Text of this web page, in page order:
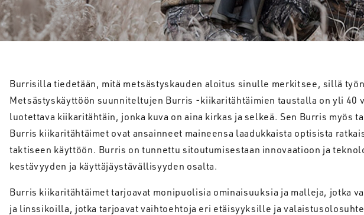
Burrisilla tiedetään, mitä metsästyskauden aloitus sinulle merkitsee, sillä
Metsästyskäyttöön suunniteltujen Burris -kiikaritähtäimien taustalla on yli 40
luotettava kiikaritähtäin, jonka kuva on aina kirkas ja selkeä. Sen Burris
Burris kiikaritähtäimet ovat ansainneet maineensa laadukkaista optisista
taktiseen käyttöön. Burris on tunnettu sitoutumisestaan innovaatioon ja
kestävyyden ja käyttäjäystävällisyyden osalta.
Burris kiikaritähtäimet tarjoavat monipuolisia ominaisuuksia ja malleja, jotka
ja linssikoilla, jotka tarjoavat vaihtoehtoja eri etäisyyksille ja